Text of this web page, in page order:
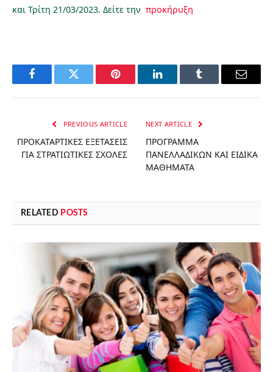
και Τρίτη 21/03/2023. Δείτε την προκήρυξη
FacebookTwitter Pinterest LinkedInTumblr Email
PREVIOUS ARTICLE
ΠΡΟΚΑΤΑΡΤΙΚΕΣ ΕΞΕΤΑΣΕΙΣ
ΓΙΑ ΣΤΡΑΤΙΩΤΙΚΕΣ ΣΧΟΛΕΣ
NEXT ARTICLE
ΠΡΟΓΡΑΜΜΑ
ΠΑΝΕΛΛΑΔΙΚΩΝ ΚΑΙ ΕΙΔΙΚΑ
ΜΑΘΗΜΑΤΑ
RELATED POSTS